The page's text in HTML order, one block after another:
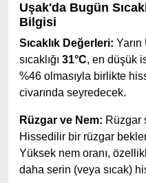
Uşak'da Bugün
Bilgisi
Sıcaklık Değerleri:
sıcaklığı 31°C, en düşük
%46 olmasıyla birlikte
civarında seyredecek.
Rüzgar ve Nem: Rüzgar
Hissedilir bir rüzgar
Yüksek nem oranı,
daha serin (veya sıcak)